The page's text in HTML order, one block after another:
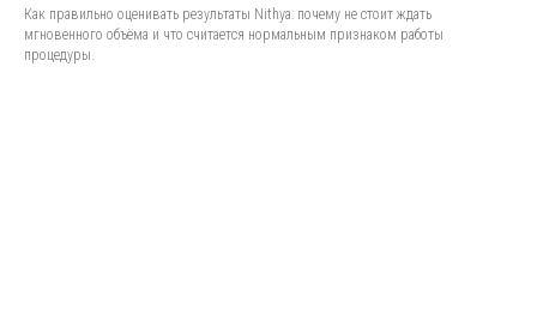
Как правильно оценивать результаты Nithya: почему не стоит ждать
мгновенного объёма и что считается нормальным признаком работы
процедуры.